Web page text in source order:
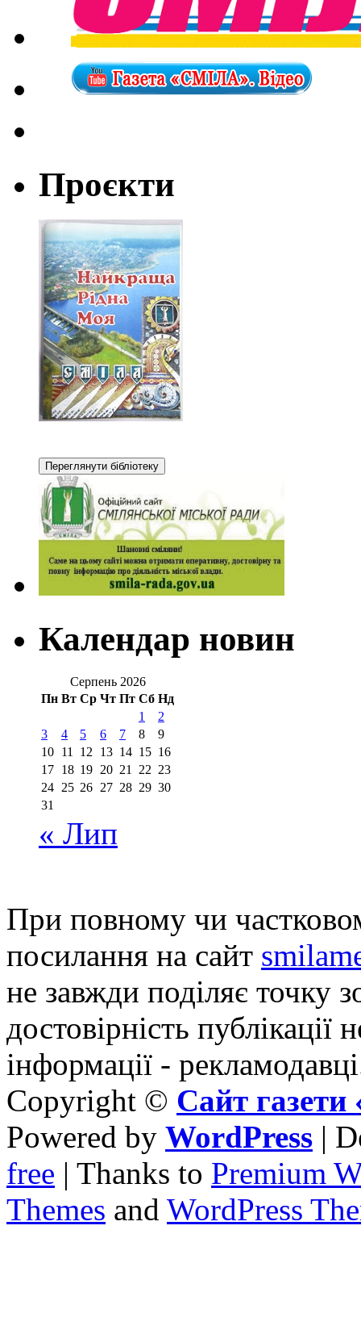
Проєкти
Календар новин
Серпень 2026
Пн Вт Ср Чт Пт Сб Нд
1
2
3
4 5 6 7 8
9
10 11 12 13 14 15 16
17 18 19 20 21 22 23
24 25 26 27 28 29 30
31
« Лип
При повному чи
посилання на сайт
не завжди поділяє точку
достовірність публікації
інформації -
Copyright © Сайт
Powered by WordPress |
free | Thanks to Premium
Themes and WordPress